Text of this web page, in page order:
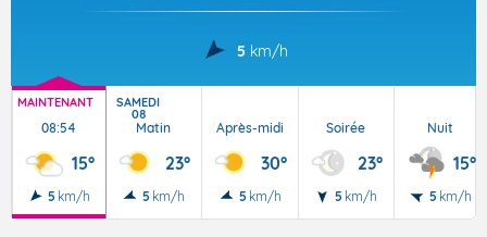
5 km/h
MAINTENANT
08:54
15°
5 km/h
SAMEDI
08
Matin
23°
5 km/h
Après-midi
30°
5 km/h
Soirée
23°
5 km/h
Nuit
15°
5 km/h